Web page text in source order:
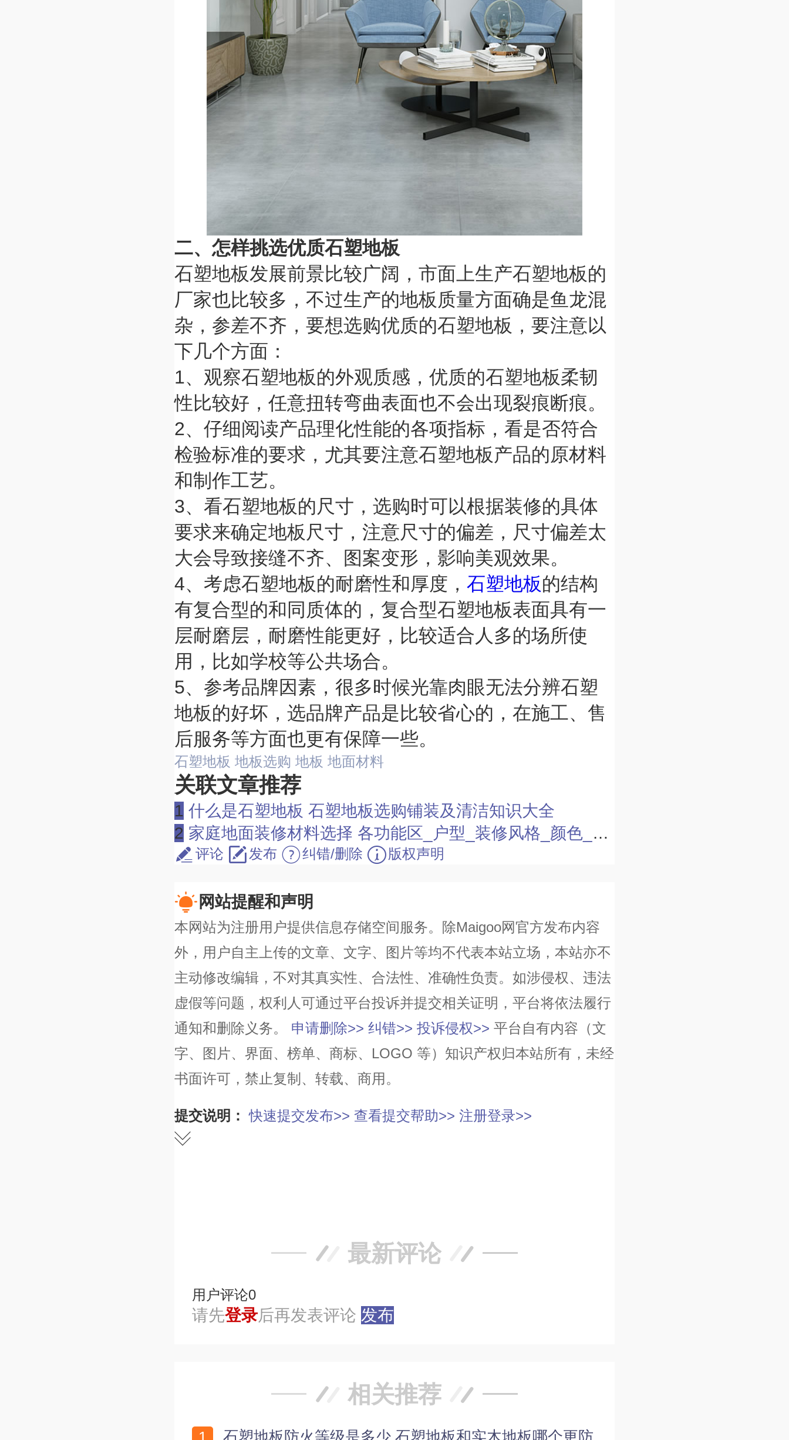
二、怎样挑选优质石塑地板
石塑地板发展前景比较广阔，市面上生产石塑地板的
厂家也比较多，不过生产的地板质量方面确是鱼龙混
杂，参差不齐，要想选购优质的石塑地板，要注意以
下几个方面：
1、观察石塑地板的外观质感，优质的石塑地板柔韧
性比较好，任意扭转弯曲表面也不会出现裂痕断痕。
2、仔细阅读产品理化性能的各项指标，看是否符合
检验标准的要求，尤其要注意石塑地板产品的原材料
和制作工艺。
3、看石塑地板的尺寸，选购时可以根据装修的具体
要求来确定地板尺寸，注意尺寸的偏差，尺寸偏差太
大会导致接缝不齐、图案变形，影响美观效果。
4、考虑石塑地板的耐磨性和厚度， 石塑地板的结构
有复合型的和同质体的，复合型石塑地板表面具有一
层耐磨层，耐磨性能更好，比较适合人多的场所使
用，比如学校等公共场合。
5、参考品牌因素，很多时候光靠肉眼无法分辨石塑
地板的好坏，选品牌产品是比较省心的，在施工、售
后服务等方面也更有保障一些。
石塑地板 地板选购 地板 地面材料
关联文章推荐
1 什么是石塑地板 石塑地板选购铺装及清洁知识大全
2 家庭地面装修材料选择 各功能区_户型_装修风格_颜色_尺寸怎么选
评论 发布 纠错/删除 版权声明
网站提醒和声明
本网站为注册用户提供信息存储空间服务。除Maigoo网官方发布内容
外，用户自主上传的文章、文字、图片等均不代表本站立场，本站亦不
主动修改编辑，不对其真实性、合法性、准确性负责。如涉侵权、违法
虚假等问题，权利人可通过平台投诉并提交相关证明，平台将依法履行
通知和删除义务。
申请删除>> 纠错>> 投诉侵权>> 平台自有内容（文
字、图片、界面、榜单、商标、LOGO 等）知识产权归本站所有，未经
书面许可，禁止复制、转载、商用。
提交说明： 快速提交发布>> 查看提交帮助>> 注册登录>>
最新评论
用户评论0
请先登录后再发表评论 发布
相关推荐